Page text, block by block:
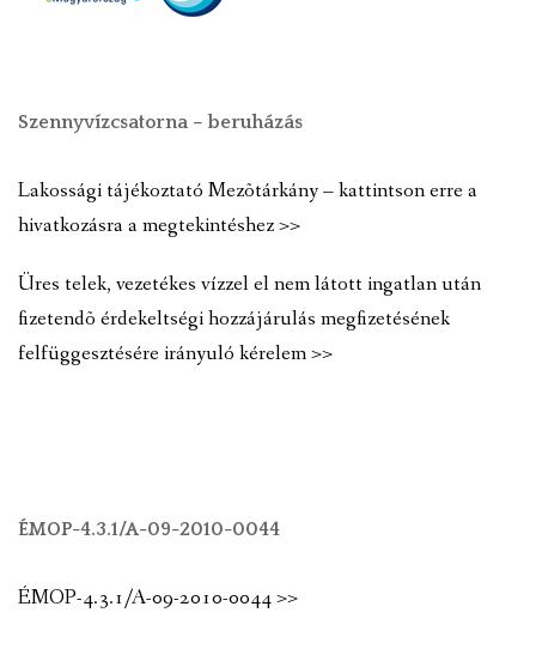
Szennyvízcsatorna – beruházás
Lakossági tájékoztató Mezõtárkány – kattintson erre a
hivatkozásra a megtekintéshez >>
Üres telek, vezetékes vízzel el nem látott ingatlan után
fizetendõ érdekeltségi hozzájárulás megfizetésének
felfüggesztésére irányuló kérelem >>
ÉMOP-4.3.1/A-09-2010-0044
ÉMOP-4.3.1/A-09-2010-0044 >>